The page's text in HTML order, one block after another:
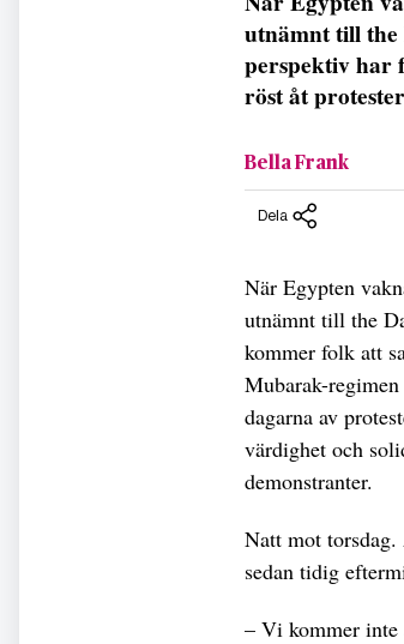
utnämnt till the
perspektiv har
röst åt
Bella Frank
Dela
När Egypten
utnämnt till the
kommer folk att
Mubarak-
dagarna av
värdighet och
demonstranter.
Natt mot torsdag.
sedan tidig
– Vi kommer inte